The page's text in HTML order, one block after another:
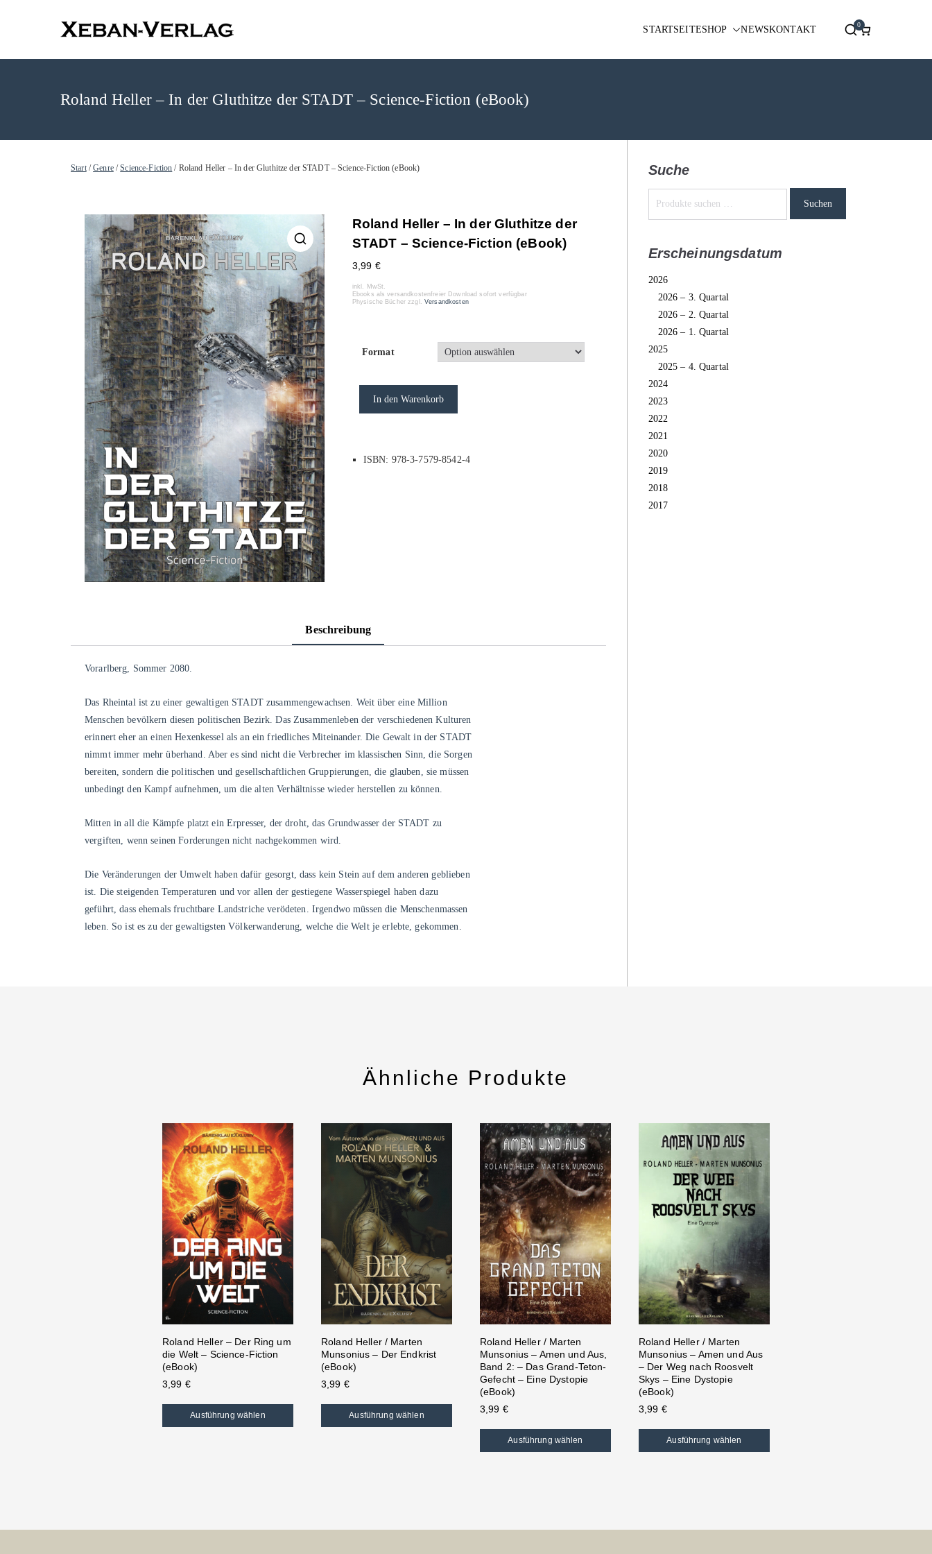
STARTSEITESHOP NEWSKONTAKT 0
Roland Heller – In der Gluthitze der STADT – Science-Fiction (eBook)
Start/Genre/Science-Fiction / Roland Heller – In der Gluthitze der STADT – Science-Fiction (eBook)
🔍
Roland Heller – In der Gluthitze der
STADT – Science-Fiction (eBook)
3,99 €
inkl. MwSt.
Ebooks als versandkostenfreier Download sofort verfügbar
Physische Bücher zzgl.Versandkosten
Format
In den Warenkorb
ISBN: 978-3-7579-8542-4
Beschreibung
Vorarlberg, Sommer 2080.
Das Rheintal ist zu einer gewaltigen STADT zusammengewachsen. Weit über eine Million
Menschen bevölkern diesen politischen Bezirk. Das Zusammenleben der verschiedenen Kulturen
erinnert eher an einen Hexenkessel als an ein friedliches Miteinander. Die Gewalt in der STADT
nimmt immer mehr überhand. Aber es sind nicht die Verbrecher im klassischen Sinn, die Sorgen
bereiten, sondern die politischen und gesellschaftlichen Gruppierungen, die glauben, sie müssen
unbedingt den Kampf aufnehmen, um die alten Verhältnisse wieder herstellen zu können.
Mitten in all die Kämpfe platzt ein Erpresser, der droht, das Grundwasser der STADT zu
vergiften, wenn seinen Forderungen nicht nachgekommen wird.
Die Veränderungen der Umwelt haben dafür gesorgt, dass kein Stein auf dem anderen geblieben
ist. Die steigenden Temperaturen und vor allen der gestiegene Wasserspiegel haben dazu
geführt, dass ehemals fruchtbare Landstriche verödeten. Irgendwo müssen die Menschenmassen
leben. So ist es zu der gewaltigsten Völkerwanderung, welche die Welt je erlebte, gekommen.
Suche
Suchen
Erscheinungsdatum
2026
2026 – 3. Quartal
2026 – 2. Quartal
2026 – 1. Quartal
2025
2025 – 4. Quartal
2024
2023
2022
2021
2020
2019
2018
2017
Ähnliche Produkte
Roland Heller – Der Ring um
die Welt – Science-Fiction
(eBook)
3,99 €
Ausführung wählen
Roland Heller / Marten
Munsonius – Der Endkrist
(eBook)
3,99 €
Ausführung wählen
Roland Heller / Marten
Munsonius – Amen und Aus,
Band 2: – Das Grand-Teton-
Gefecht – Eine Dystopie
(eBook)
3,99 €
Ausführung wählen
Roland Heller / Marten
Munsonius – Amen und Aus
– Der Weg nach Roosvelt
Skys – Eine Dystopie
(eBook)
3,99 €
Ausführung wählen